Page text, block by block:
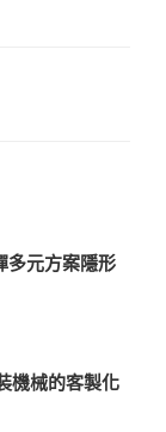
多元方案隱形
機械的客製化